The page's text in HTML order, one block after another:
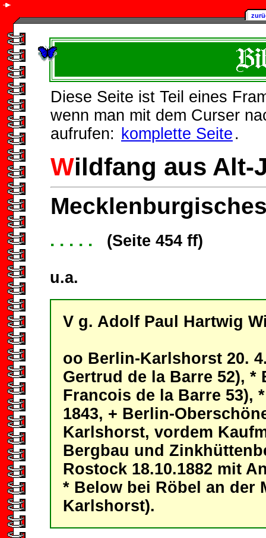
Diese Seite ist Teil eines
wenn man mit dem Curser
aufrufen: komplette Seite .
Wildfang aus Alt-
. . . . . (Seite 454 ff)
u.a.
V g. Adolf Paul Hartwig
oo Berlin-Karlshorst 20.
Gertrud de la Barre 52), *
Francois de la Barre 53),
1843, + Berlin-
Karlshorst, vordem
Bergbau und
Rostock 18.10.1882 mit
* Below bei Röbel an der
Karlshorst).